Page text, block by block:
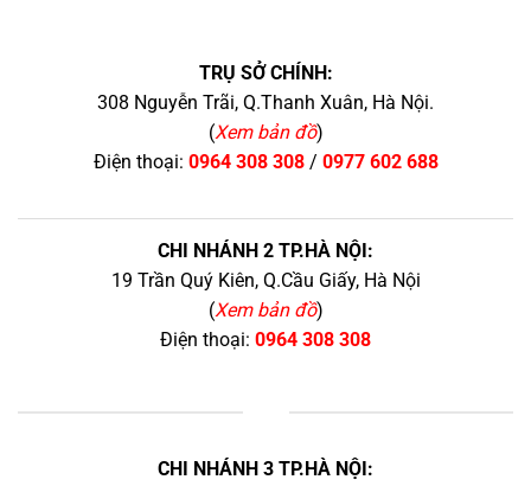
TRỤ SỞ CHÍNH:
308 Nguyễn Trãi, Q.Thanh Xuân, Hà Nội.
(Xem bản đồ)
Điện thoại: 0964 308 308/ 0977 602 688
CHI NHÁNH 2 TP.HÀ NỘI:
19 Trần Quý Kiên, Q.Cầu Giấy, Hà Nội
(Xem bản đồ)
Điện thoại: 0964 308 308
CHI NHÁNH 3 TP.HÀ NỘI: